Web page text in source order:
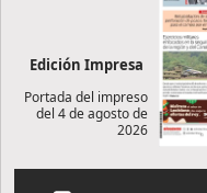
Edición Impresa
Portada del impreso
del 4 de agosto de
2026